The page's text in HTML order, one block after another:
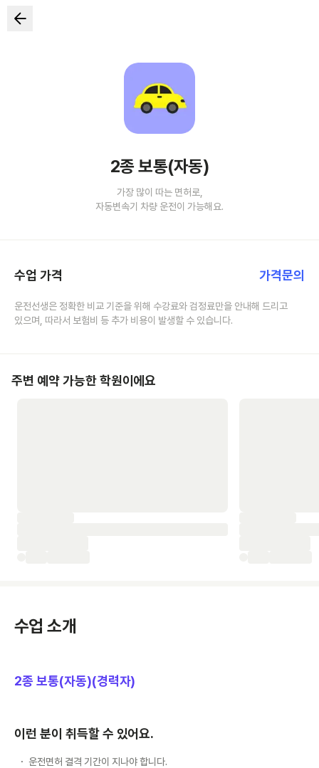
2종 보통(자동)
가장 많이 따는 면허로,
자동변속기 차량 운전이 가능해요.
수업 가격 가격문의
운전선생은 정확한 비교 기준을 위해 수강료와 검정료만을 안내해 드리고
있으며, 따라서 보험비 등 추가 비용이 발생할 수 있습니다.
주변 예약 가능한 학원이에요
수업 소개
2종 보통(자동)(경력자)
이런 분이 취득할 수 있어요.
운전면허 결격 기간이 지나야 합니다.